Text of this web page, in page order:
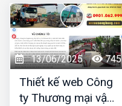
13/06/2025 745
Thiết kế web Công
ty Thương mại vận